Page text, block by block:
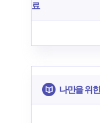
료
나만을 위